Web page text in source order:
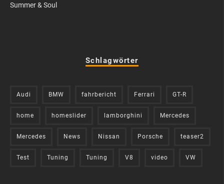
Summer & Soul
Schlagwörter
Audi BMW fahrbericht Ferrari GT-R
home homeslider lamborghini Mercedes
Mercedes News Nissan Porsche teaser2
Test Tuning Tuning V8 video VW